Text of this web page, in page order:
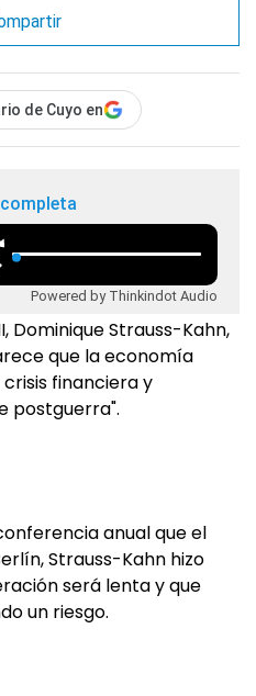
de Cuyo en
Powered by Thinkindot Audio
Dominique Strauss-Kahn,
que la economía
financiera y
postguerra".
anual que el
Strauss-Kahn hizo
será lenta y que
un riesgo.